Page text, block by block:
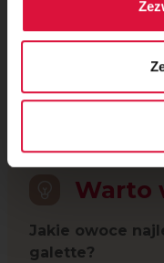
Warto
Jakie owoce
galette?